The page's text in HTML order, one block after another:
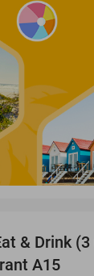
& Drink
A15